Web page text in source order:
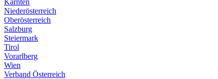
Kärnten
Niederösterreich
Oberösterreich
Salzburg
Steiermark
Tirol
Vorarlberg
Wien
Verband Österreich